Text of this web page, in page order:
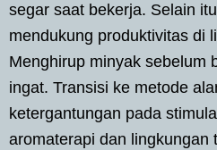
segar saat bekerja. Selain
mendukung produktivitas di
Menghirup minyak sebelum
ingat. Transisi ke metode
ketergantungan pada
aromaterapi dan lingkungan